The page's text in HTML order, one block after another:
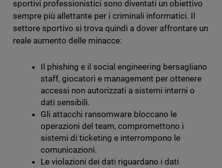
sportivi professionistici sono diventati un obiettivo
sempre più allettante per i criminali informatici. Il
settore sportivo si trova quindi a dover affrontare un
reale aumento delle minacce:
Il phishing e il social engineering bersagliano
staff, giocatori e management per ottenere
accessi non autorizzati a sistemi interni o
dati sensibili.
Gli attacchi ransomware bloccano le
operazioni del team, compromettono i
sistemi di ticketing e interrompono le
comunicazioni.
Le violazioni dei dati riguardano i dati